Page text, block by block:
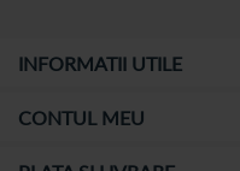
INFORMATII UTILE
CONTUL MEU